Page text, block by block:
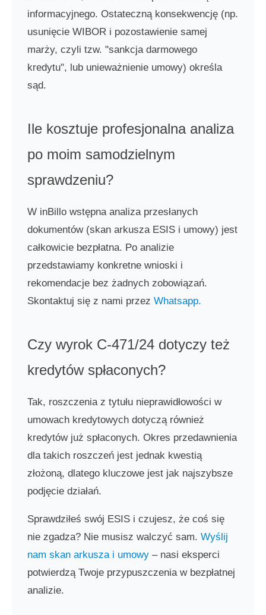
informacyjnego. Ostateczną konsekwencję (np.
usunięcie WIBOR i pozostawienie samej
marży, czyli tzw. "sankcja darmowego
kredytu", lub unieważnienie umowy) określa
sąd.
Ile kosztuje profesjonalna analiza
po moim samodzielnym
sprawdzeniu?
W inBillo wstępna analiza przesłanych
dokumentów (skan arkusza ESIS i umowy) jest
całkowicie bezpłatna. Po analizie
przedstawiamy konkretne wnioski i
rekomendacje bez żadnych zobowiązań.
Skontaktuj się z nami przez Whatsapp.
Czy wyrok C-471/24 dotyczy też
kredytów spłaconych?
Tak, roszczenia z tytułu nieprawidłowości w
umowach kredytowych dotyczą również
kredytów już spłaconych. Okres przedawnienia
dla takich roszczeń jest jednak kwestią
złożoną, dlatego kluczowe jest jak najszybsze
podjęcie działań.
Sprawdziłeś swój ESIS i czujesz, że coś się
nie zgadza? Nie musisz walczyć sam. Wyślij
nam skan arkusza i umowy– nasi eksperci
potwierdzą Twoje przypuszczenia w bezpłatnej
analizie.